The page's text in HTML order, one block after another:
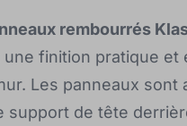
rembourrés
finition pratique et
Les panneaux sont
support de tête